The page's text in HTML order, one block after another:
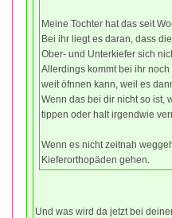
Meine Tochter hat das seit
Bei ihr liegt es daran, dass
Ober- und Unterkiefer sich
Allerdings kommt bei ihr
weit öfnnen kann, weil es
Wenn das bei dir nicht so ist,
tippen oder halt irgendwie
Wenn es nicht zeitnah
Kieferorthopäden gehen.
Und was wird da jetzt bei